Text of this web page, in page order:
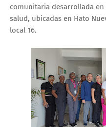
comunitaria desarrollada
salud, ubicadas en Hato
local 16.